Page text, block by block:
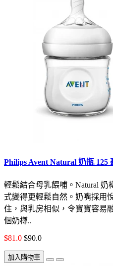
Philips Avent Natural 奶瓶 125
輕鬆結合母乳餵哺。Natural
式變得更輕鬆自然。奶嘴採用
住，與乳房相似，令寶寶容易
個奶樽..
$81.0 $90.0
加入購物車